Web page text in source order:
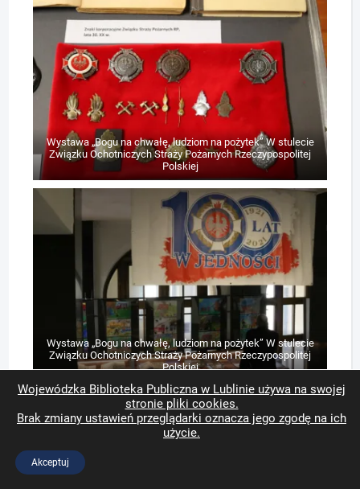
Wystawa „Bogu na chwałę, ludziom na pożytek” W stulecie
Związku Ochotniczych Straży Pożarnych Rzeczypospolitej
Polskiej
Wystawa „Bogu na chwałę, ludziom na pożytek” W stulecie
Związku Ochotniczych Straży Pożarnych Rzeczypospolitej
Polskiej
Wojewódzka Biblioteka Publiczna w Lublinie używa na swojej
stronie pliki cookies.
Brak zmiany ustawień przeglądarki oznacza jego zgodę na ich
użycie.
Akceptuj